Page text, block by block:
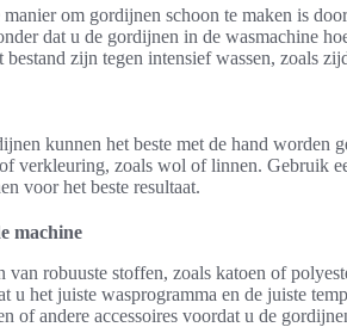
om gordijnen schoon te maken is
dat u de gordijnen in de wasmachine
bestand zijn tegen intensief wassen, zoals
kunnen het beste met de hand worden
verkleuring, zoals wol of linnen. Gebruik
voor het beste resultaat.
machine
van robuuste stoffen, zoals katoen of
u het juiste wasprogramma en de juiste
of andere accessoires voordat u de